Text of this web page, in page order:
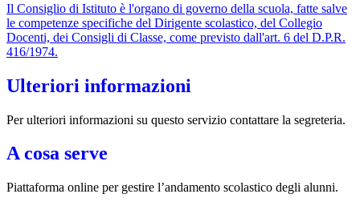
Il Consiglio di Istituto è l'organo di governo della scuola, fatte salve
le competenze specifiche del Dirigente scolastico, del Collegio
Docenti, dei Consigli di Classe, come previsto dall'art. 6 del D.P.R.
416/1974.
Ulteriori informazioni
Per ulteriori informazioni su questo servizio contattare la segreteria.
A cosa serve
Piattaforma online per gestire l’andamento scolastico degli alunni.